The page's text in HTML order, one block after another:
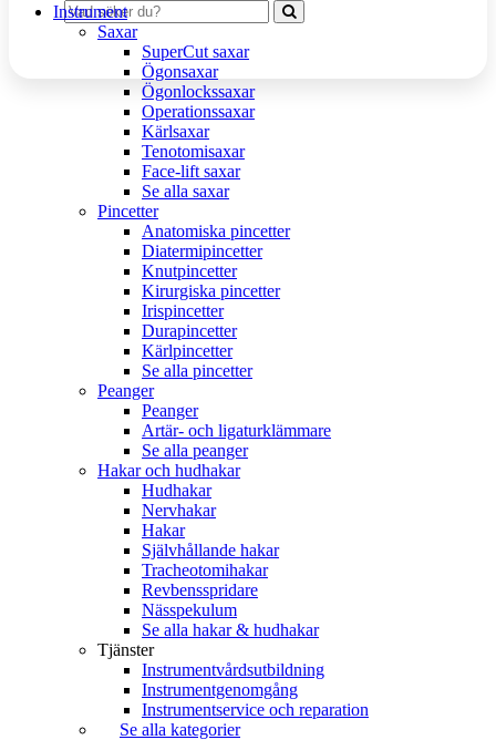
Instrument
Saxar
SuperCut saxar
Ögonsaxar
Ögonlockssaxar
Operationssaxar
Kärlsaxar
Tenotomisaxar
Face-lift saxar
Se alla saxar
Pincetter
Anatomiska pincetter
Diatermipincetter
Knutpincetter
Kirurgiska pincetter
Irispincetter
Durapincetter
Kärlpincetter
Se alla pincetter
Peanger
Peanger
Artär- och ligaturklämmare
Se alla peanger
Hakar och hudhakar
Hudhakar
Nervhakar
Hakar
Självhållande hakar
Tracheotomihakar
Revbensspridare
Nässpekulum
Se alla hakar & hudhakar
Tjänster
Instrumentvårdsutbildning
Instrumentgenomgång
Instrumentservice och reparation
Se alla kategorier